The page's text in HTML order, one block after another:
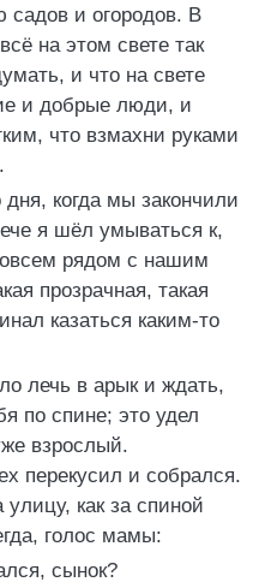
и огородов. В
на этом свете так
и что на свете
и добрые люди, и
что взмахни руками
когда мы закончили
я шёл умываться к,
рядом с нашим
прозрачная, такая
казаться каким-то
лечь в арык и ждать,
по спине; это удел
взрослый.
перекусил и собрался.
как за спиной
голос мамы:
сынок?